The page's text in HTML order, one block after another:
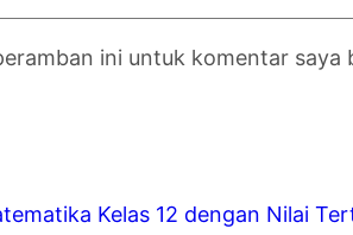
ini untuk komentar saya
Kelas 12 dengan Nilai